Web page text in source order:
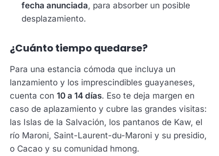
fecha anunciada, para absorber un posible
desplazamiento.
¿Cuánto tiempo quedarse?
Para una estancia cómoda que incluya un
lanzamiento y los imprescindibles guayaneses,
cuenta con 10 a 14 días. Eso te deja margen en
caso de aplazamiento y cubre las grandes visitas:
las Islas de la Salvación, los pantanos de Kaw, el
río Maroni, Saint-Laurent-du-Maroni y su presidio,
o Cacao y su comunidad hmong.